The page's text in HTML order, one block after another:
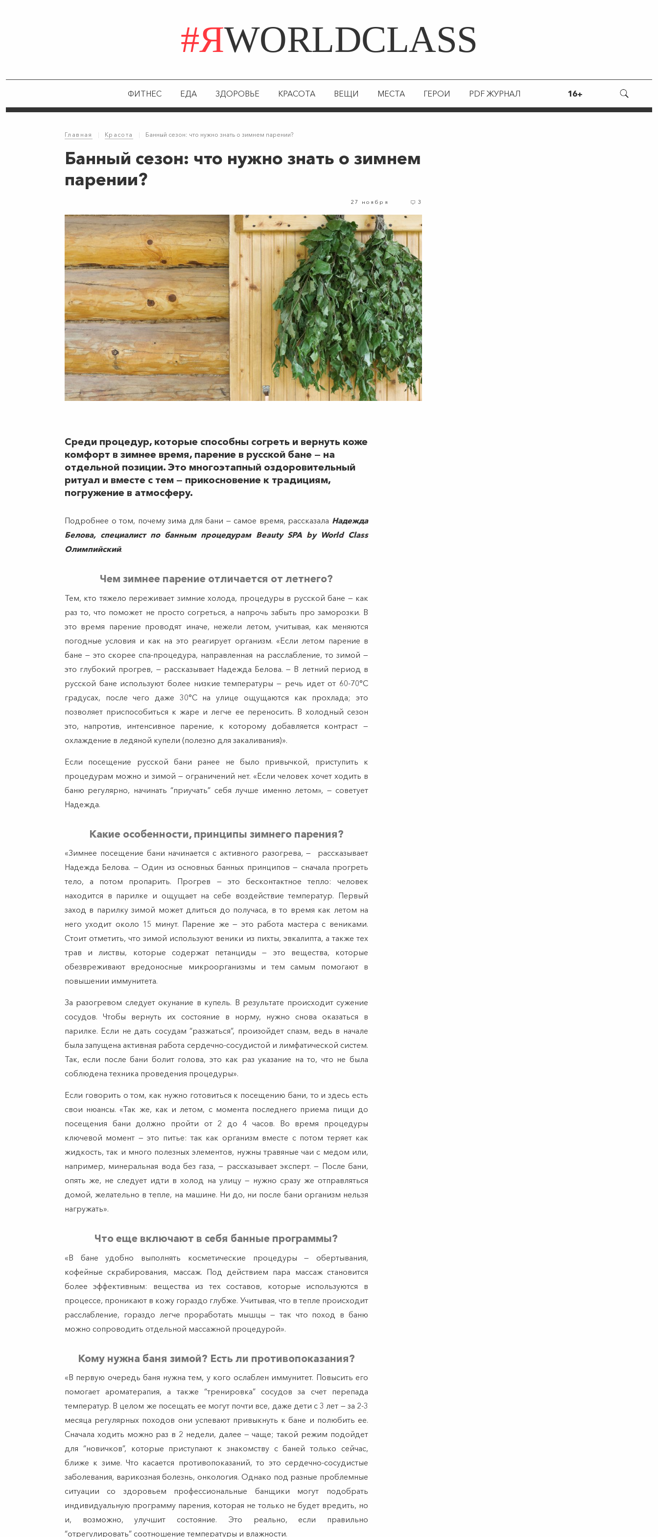
#ЯWORLDCLASS
ФИТНЕС ЕДА ЗДОРОВЬЕ КРАСОТА ВЕЩИ МЕСТА ГЕРОИ PDF ЖУРНАЛ 16+
Главная | Красота | Банный сезон: что нужно знать о зимнем парении?
Банный сезон: что нужно знать о зимнем
парении?
27 ноября 3
Среди процедур, которые способны согреть и вернуть коже
комфорт в зимнее время, парение в русской бане — на
отдельной позиции. Это многоэтапный оздоровительный
ритуал и вместе с тем — прикосновение к традициям,
погружение в атмосферу.
Подробнее о том, почему зима для бани — самое время, рассказала Надежда
Белова, специалист по банным процедурам Beauty SPA by World Class
Олимпийский.
Чем зимнее парение отличается от летнего?
Тем, кто тяжело переживает зимние холода, процедуры в русской бане — как
раз то, что поможет не просто согреться, а напрочь забыть про заморозки. В
это время парение проводят иначе, нежели летом, учитывая, как меняются
погодные условия и как на это реагирует организм. «Если летом парение в
бане — это скорее спа-процедура, направленная на расслабление, то зимой —
это глубокий прогрев, — рассказывает Надежда Белова. — В летний период в
русской бане используют более низкие температуры — речь идет от 60-70°C
градусах, после чего даже 30°C на улице ощущаются как прохлада; это
позволяет приспособиться к жаре и легче ее переносить. В холодный сезон
это, напротив, интенсивное парение, к которому добавляется контраст —
охлаждение в ледяной купели (полезно для закаливания)».
Если посещение русской бани ранее не было привычкой, приступить к
процедурам можно и зимой — ограничений нет. «Если человек хочет ходить в
баню регулярно, начинать “приучать” себя лучше именно летом», — советует
Надежда.
Какие особенности, принципы зимнего парения?
«Зимнее посещение бани начинается с активного разогрева, — рассказывает
Надежда Белова. — Один из основных банных принципов — сначала прогреть
тело, а потом пропарить. Прогрев — это бесконтактное тепло: человек
находится в парилке и ощущает на себе воздействие температур. Первый
заход в парилку зимой может длиться до получаса, в то время как летом на
него уходит около 15 минут. Парение же — это работа мастера с вениками.
Стоит отметить, что зимой используют веники из пихты, эвкалипта, а также тех
трав и листвы, которые содержат петанциды — это вещества, которые
обезвреживают вредоносные микроорганизмы и тем самым помогают в
повышении иммунитета.
За разогревом следует окунание в купель. В результате происходит сужение
сосудов. Чтобы вернуть их состояние в норму, нужно снова оказаться в
парилке. Если не дать сосудам “разжаться”, произойдет спазм, ведь в начале
была запущена активная работа сердечно-сосудистой и лимфатической систем.
Так, если после бани болит голова, это как раз указание на то, что не была
соблюдена техника проведения процедуры».
Если говорить о том, как нужно готовиться к посещению бани, то и здесь есть
свои нюансы. «Так же, как и летом, с момента последнего приема пищи до
посещения бани должно пройти от 2 до 4 часов. Во время процедуры
ключевой момент — это питье: так как организм вместе с потом теряет как
жидкость, так и много полезных элементов, нужны травяные чаи с медом или,
например, минеральная вода без газа, — рассказывает эксперт. — После бани,
опять же, не следует идти в холод на улицу — нужно сразу же отправляться
домой, желательно в тепле, на машине. Ни до, ни после бани организм нельзя
нагружать».
Что еще включают в себя банные программы?
«В бане удобно выполнять косметические процедуры — обертывания,
кофейные скрабирования, массаж. Под действием пара массаж становится
более эффективным: вещества из тех составов, которые используются в
процессе, проникают в кожу гораздо глубже. Учитывая, что в тепле происходит
расслабление, гораздо легче проработать мышцы — так что поход в баню
можно сопроводить отдельной массажной процедурой».
Кому нужна баня зимой? Есть ли противопоказания?
«В первую очередь баня нужна тем, у кого ослаблен иммунитет. Повысить его
помогает ароматерапия, а также “тренировка” сосудов за счет перепада
температур. В целом же посещать ее могут почти все, даже дети с 3 лет — за 2-3
месяца регулярных походов они успевают привыкнуть к бане и полюбить ее.
Сначала ходить можно раз в 2 недели, далее — чаще; такой режим подойдет
для “новичков”, которые приступают к знакомству с баней только сейчас,
ближе к зиме. Что касается противопоказаний, то это сердечно-сосудистые
заболевания, варикозная болезнь, онкология. Однако под разные проблемные
ситуации со здоровьем профессиональные банщики могут подобрать
индивидуальную программу парения, которая не только не будет вредить, но
и, возможно, улучшит состояние. Это реально, если правильно
“отрегулировать” соотношение температуры и влажности.